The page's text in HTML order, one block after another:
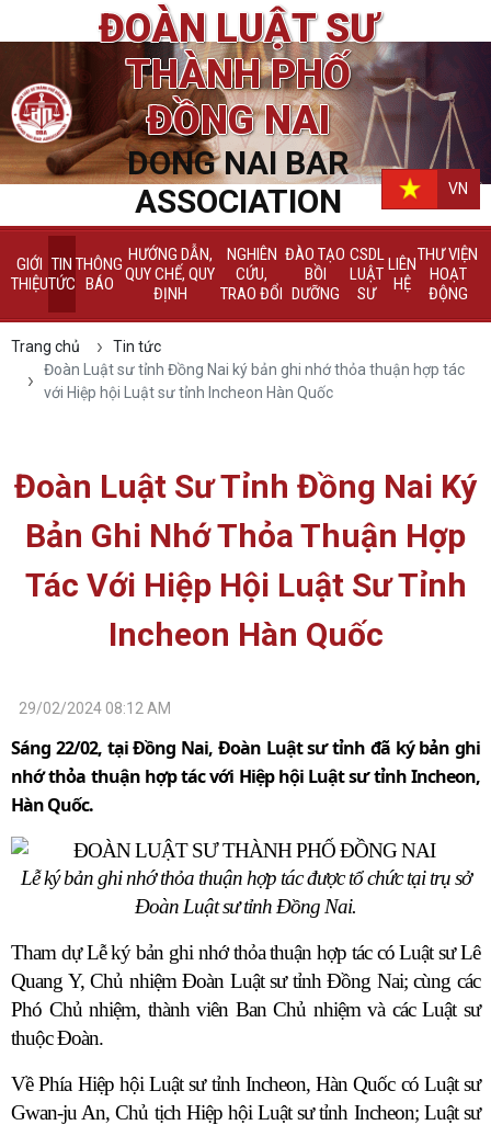
ĐOÀN LUẬT SƯ
THÀNH PHỐ
ĐỒNG NAI
DONG NAI BAR
ASSOCIATION
VN
GIỚI
THIỆU
TIN
TỨC
THÔNG
BÁO
HƯỚNG DẪN,
QUY CHẾ, QUY
ĐỊNH
NGHIÊN
CỨU,
TRAO ĐỔI
ĐÀO TẠO
BỒI
DƯỠNG
CSDL
LUẬT
SƯ
LIÊN
HỆ
THƯ VIỆN
HOẠT
ĐỘNG
Trang chủ
Tin tức
Đoàn Luật sư tỉnh Đồng Nai ký bản ghi nhớ thỏa thuận hợp tác
với Hiệp hội Luật sư tỉnh Incheon Hàn Quốc
Đoàn Luật Sư Tỉnh Đồng Nai Ký
Bản Ghi Nhớ Thỏa Thuận Hợp
Tác Với Hiệp Hội Luật Sư Tỉnh
Incheon Hàn Quốc
29/02/2024 08:12 AM
Sáng 22/02, tại Đồng Nai, Đoàn Luật sư tỉnh đã ký bản ghi
nhớ thỏa thuận hợp tác với Hiệp hội Luật sư tỉnh Incheon,
Hàn Quốc.
Lễ ký bản ghi nhớ thỏa thuận hợp tác được tổ chức tại trụ sở
Đoàn Luật sư tỉnh Đồng Nai.
Tham dự Lễ ký bản ghi nhớ thỏa thuận hợp tác có Luật sư Lê
Quang Y, Chủ nhiệm Đoàn Luật sư tỉnh Đồng Nai; cùng các
Phó Chủ nhiệm, thành viên Ban Chủ nhiệm và các Luật sư
thuộc Đoàn.
Về Phía Hiệp hội Luật sư tỉnh Incheon, Hàn Quốc có Luật sư
Gwan-ju An, Chủ tịch Hiệp hội Luật sư tỉnh Incheon; Luật sư